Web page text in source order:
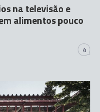
na televisão e
alimentos pouco
4